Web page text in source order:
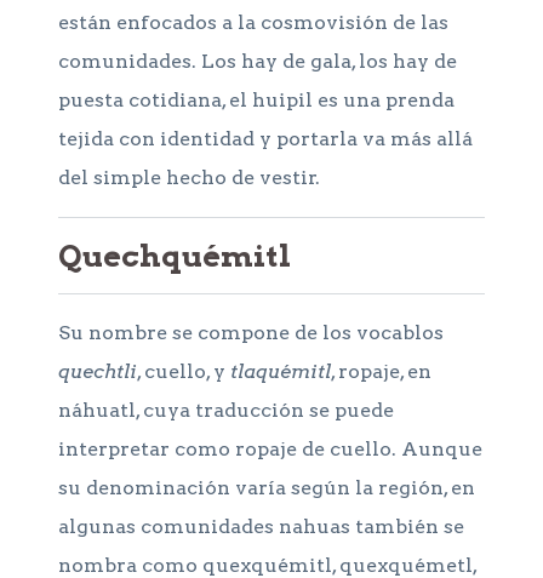
están enfocados a la cosmovisión de las
comunidades. Los hay de gala, los hay de
puesta cotidiana, el huipil es una prenda
tejida con identidad y portarla va más allá
del simple hecho de vestir.
Quechquémitl
Su nombre se compone de los vocablos
quechtli, cuello, y tlaquémitl, ropaje, en
náhuatl, cuya traducción se puede
interpretar como ropaje de cuello. Aunque
su denominación varía según la región, en
algunas comunidades nahuas también se
nombra como quexquémitl, quexquémetl,